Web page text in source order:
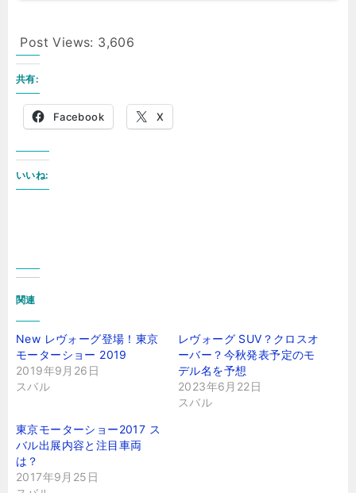
Post Views: 3,606
共有:
Facebook X
いいね:
関連
New レヴォーグ登場！東京
モーターショー 2019
2019年9月26日
スバル
レヴォーグ SUV？クロスオ
ーバー？今秋発表予定のモ
デル名を予想
2023年6月22日
スバル
東京モーターショー2017 ス
バル出展内容と注目車両
は？
2017年9月25日